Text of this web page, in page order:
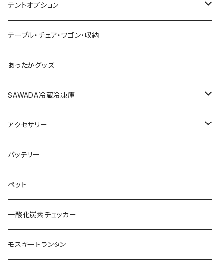
1~3名（S）
4~6名（M）
6~8名（L）
テントオプション
タープ
サイドウォール
ヘキサタープ
グランドシート
ルーフカバー
雨避けカバー
雨ガッパ
テーブル・チェア・ワゴン・収納
あったかグッズ
SAWADA冷蔵冷凍庫
40L
60L
アクセサリー
キーホルダー
フレグランス
巾着袋
おもちゃ
バッテリー
ペット
一酸化炭素チェッカー
モスキートランタン